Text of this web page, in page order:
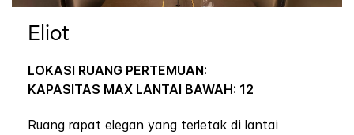
Eliot
LOKASI RUANG PERTEMUAN:
KAPASITAS MAX LANTAI BAWAH: 12
Ruang rapat elegan yang terletak di lantai